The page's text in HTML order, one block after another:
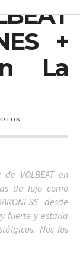
+
La
VOLBEAT en
de lujo como
desde
fuerte y estaría
Nos los